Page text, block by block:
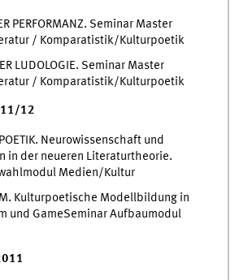
PERFORMANZ. Seminar Master
/ Komparatistik/Kulturpoetik
LUDOLOGIE. Seminar Master
/ Komparatistik/Kulturpoetik
12
Neurowissenschaft und
in der neueren Literaturtheorie.
Medien/Kultur
Kulturpoetische Modellbildung in
und GameSeminar Aufbaumodul